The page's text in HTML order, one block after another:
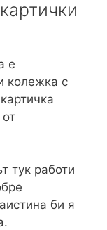
е
колежка с
тук работи
би я